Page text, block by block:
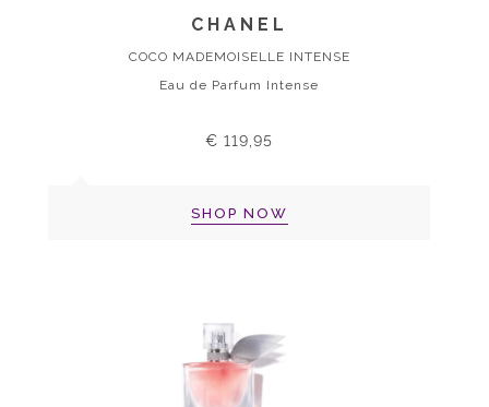
CHANEL
COCO MADEMOISELLE INTENSE
Eau de Parfum Intense
€ 119,95
SHOP NOW